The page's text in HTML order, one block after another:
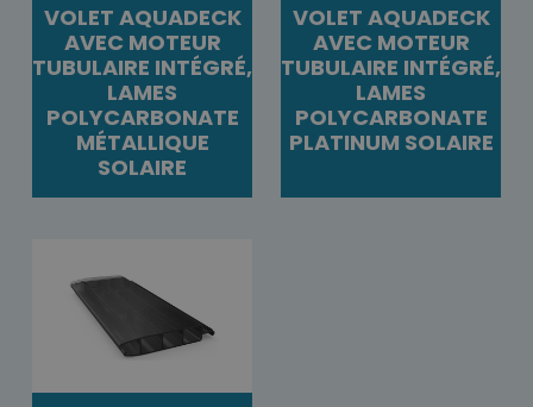
VOLET AQUADECK
AVEC MOTEUR
TUBULAIRE INTÉGRÉ,
LAMES
POLYCARBONATE
MÉTALLIQUE
SOLAIRE
VOLET AQUADECK
AVEC MOTEUR
TUBULAIRE INTÉGRÉ,
LAMES
POLYCARBONATE
PLATINUM SOLAIRE